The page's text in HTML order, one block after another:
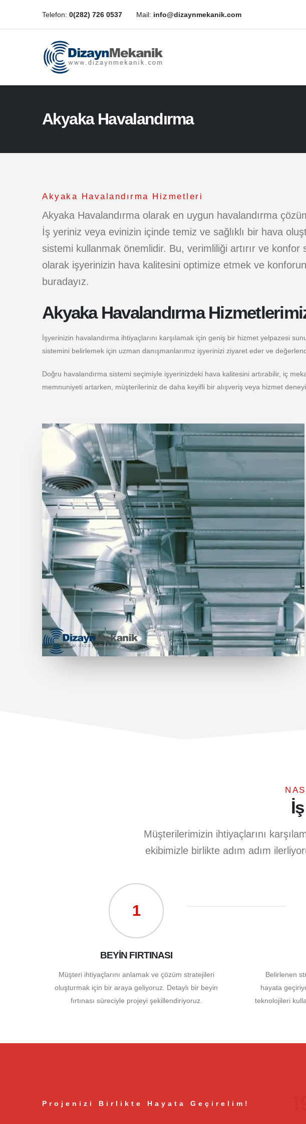
Telefon: 0(282) 726 0537 Mail: info@dizaynmekanik.com
Akyaka Havalandırma
Akyaka Havalandırma Hizmetleri
Akyaka Havalandırma olarak en uygun havalandırma
İş yeriniz veya evinizin içinde temiz ve sağlıklı bir hava
sistemi kullanmak önemlidir. Bu, verimliliği artırır ve konfor
olarak işyerinizin hava kalitesini optimize etmek ve
buradayız.
Akyaka Havalandırma
İşyerinizin havalandırma ihtiyaçlarını karşılamak için geniş bir hizmet yelpazesi
sistemini belirlemek için uzman danışmanlarımız işyerinizi ziyaret eder ve
Doğru havalandırma sistemi seçimiyle işyerinizdeki hava kalitesini artırabilir, iç
memnuniyeti artarken, müşterileriniz de daha keyifli bir alışveriş veya hizmet
Müşterilerimizin ihtiyaçlarını
ekibimizle birlikte adım adım
1
BEYİN FIRTINASI
Müşteri ihtiyaçlarını anlamak ve çözüm stratejileri
oluşturmak için bir araya geliyoruz. Detaylı bir beyin
fırtınası süreciyle projeyi şekillendiriyoruz.
Belirlenen
hayata
teknolojileri
Projenizi Birlikte Hayata Geçirelim!